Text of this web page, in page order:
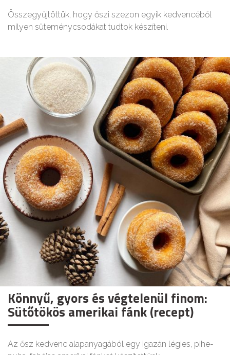
Összegyűjtöttük, hogy őszi szezon egyik kedvencéből
milyen süteménycsodákat tudtok készíteni.
Könnyű, gyors és végtelenül finom:
Sütőtökös amerikai fánk (recept)
Az ősz kedvenc alapanyagából egy igazán légies, pihe-